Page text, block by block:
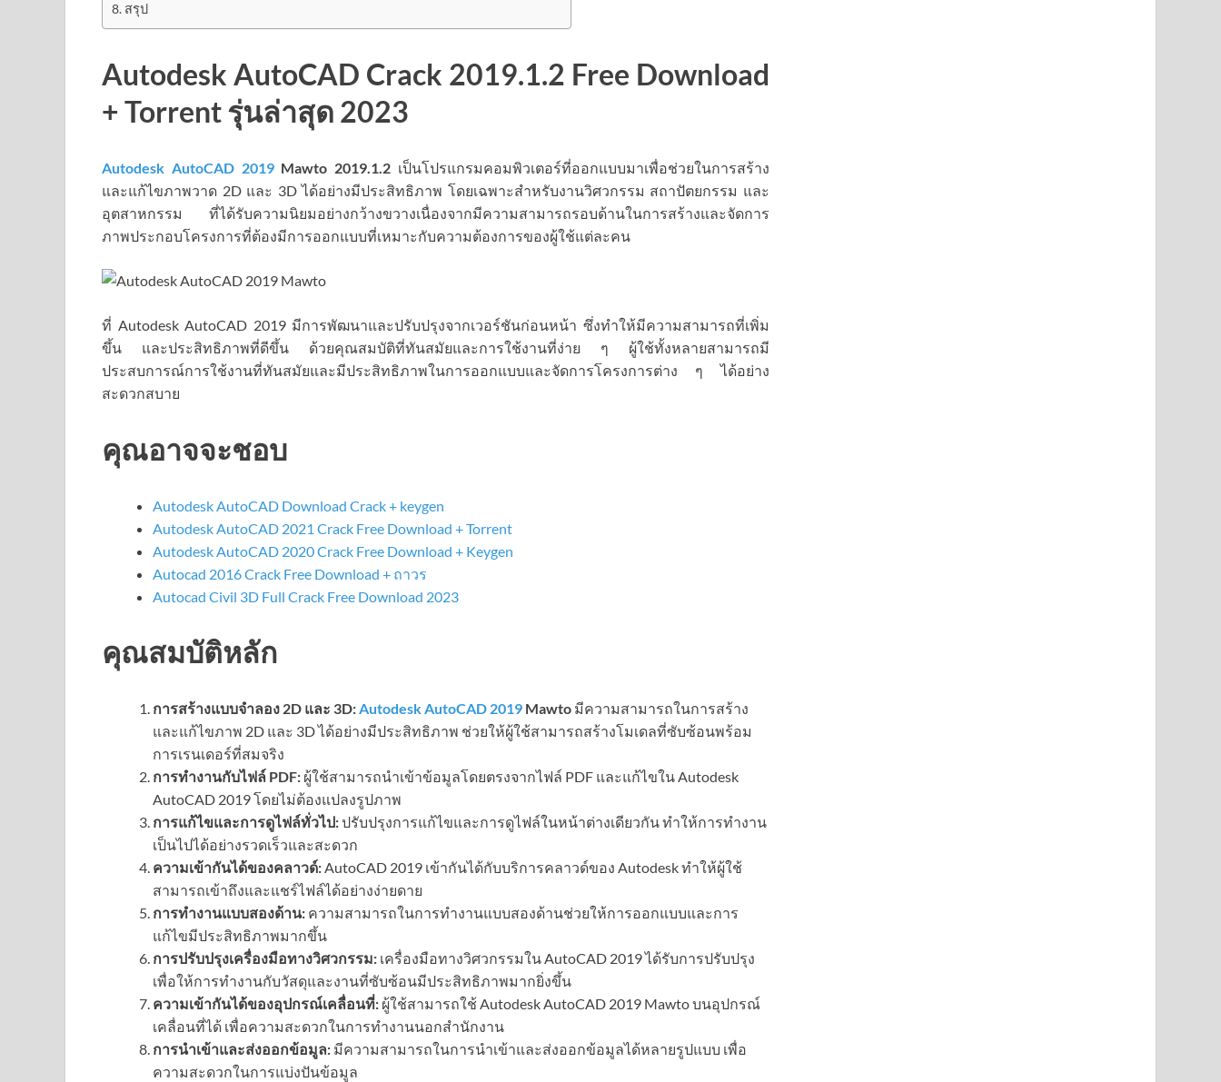
สรุป
Autodesk AutoCAD Crack 2019.1.2 Free Download
+ Torrent รุ่นล่าสุด 2023
Autodesk AutoCAD 2019Mawto 2019.1.2 เป็นโปรแกรมคอมพิวเตอร์ที่ออกแบบมาเพื่อช่วยในการสร้าง
และแก้ไขภาพวาด 2D และ 3D ได้อย่างมีประสิทธิภาพ โดยเฉพาะสำหรับงานวิศวกรรม สถาปัตยกรรม และ
อุตสาหกรรม ที่ได้รับความนิยมอย่างกว้างขวางเนื่องจากมีความสามารถรอบด้านในการสร้างและจัดการ
ภาพประกอบโครงการที่ต้องมีการออกแบบที่เหมาะกับความต้องการของผู้ใช้แต่ละคน
ที่ Autodesk AutoCAD 2019 มีการพัฒนาและปรับปรุงจากเวอร์ชันก่อนหน้า ซึ่งทำให้มีความสามารถที่เพิ่ม
ขึ้น และประสิทธิภาพที่ดีขึ้น ด้วยคุณสมบัติที่ทันสมัยและการใช้งานที่ง่าย ๆ ผู้ใช้ทั้งหลายสามารถมี
ประสบการณ์การใช้งานที่ทันสมัยและมีประสิทธิภาพในการออกแบบและจัดการโครงการต่าง ๆ ได้อย่าง
สะดวกสบาย
คุณอาจจะชอบ
Autodesk AutoCAD Download Crack + keygen
Autodesk AutoCAD 2021 Crack Free Download + Torrent
Autodesk AutoCAD 2020 Crack Free Download + Keygen
Autocad 2016 Crack Free Download + ถาวร
Autocad Civil 3D Full Crack Free Download 2023
คุณสมบัติหลัก
การสร้างแบบจำลอง 2D และ 3D:Autodesk AutoCAD 2019 Mawto มีความสามารถในการสร้าง
และแก้ไขภาพ 2D และ 3D ได้อย่างมีประสิทธิภาพ ช่วยให้ผู้ใช้สามารถสร้างโมเดลที่ซับซ้อนพร้อม
การเรนเดอร์ที่สมจริง
การทำงานกับไฟล์ PDF: ผู้ใช้สามารถนำเข้าข้อมูลโดยตรงจากไฟล์ PDF และแก้ไขใน Autodesk
AutoCAD 2019 โดยไม่ต้องแปลงรูปภาพ
การแก้ไขและการดูไฟล์ทั่วไป:ปรับปรุงการแก้ไขและการดูไฟล์ในหน้าต่างเดียวกัน ทำให้การทำงาน
เป็นไปได้อย่างรวดเร็วและสะดวก
ความเข้ากันได้ของคลาวด์:AutoCAD 2019 เข้ากันได้กับบริการคลาวด์ของ Autodesk ทำให้ผู้ใช้
สามารถเข้าถึงและแชร์ไฟล์ได้อย่างง่ายดาย
การทำงานแบบสองด้าน: ความสามารถในการทำงานแบบสองด้านช่วยให้การออกแบบและการ
แก้ไขมีประสิทธิภาพมากขึ้น
การปรับปรุงเครื่องมือทางวิศวกรรม: เครื่องมือทางวิศวกรรมใน AutoCAD 2019 ได้รับการปรับปรุง
เพื่อให้การทำงานกับวัสดุและงานที่ซับซ้อนมีประสิทธิภาพมากยิ่งขึ้น
ความเข้ากันได้ของอุปกรณ์เคลื่อนที่: ผู้ใช้สามารถใช้ Autodesk AutoCAD 2019 Mawto บนอุปกรณ์
เคลื่อนที่ได้ เพื่อความสะดวกในการทำงานนอกสำนักงาน
การนำเข้าและส่งออกข้อมูล: มีความสามารถในการนำเข้าและส่งออกข้อมูลได้หลายรูปแบบ เพื่อ
ความสะดวกในการแบ่งปันข้อมูล